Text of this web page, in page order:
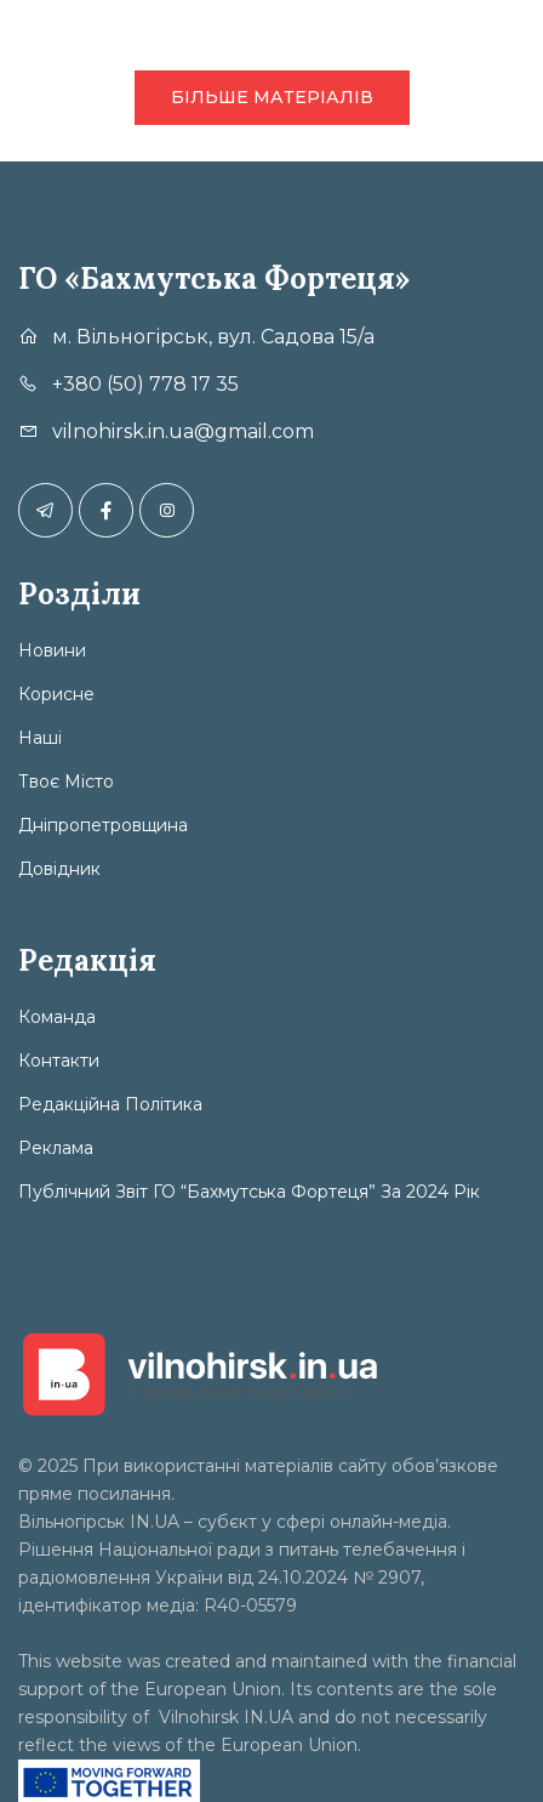
БІЛЬШЕ МАТЕРІАЛІВ
ГО «Бахмутська Фортеця»
м. Вільногірськ, вул. Садова 15/а
+380 (50) 778 17 35
vilnohirsk.in.ua@gmail.com
Розділи
Новини
Корисне
Наші
Твоє Місто
Дніпропетровщина
Довідник
Редакція
Команда
Контакти
Редакційна Політика
Реклама
Публічний Звіт ГО “Бахмутська Фортеця” За 2024 Рік
© 2025 При використанні матеріалів сайту обов’язкове
пряме посилання.
Вільногірськ IN.UA – субєкт у сфері онлайн-медіа.
Рішення Національної ради з питань телебачення і
радіомовлення України від 24.10.2024 № 2907,
ідентифікатор медіа: R40-05579
This website was created and maintained with the financial
support of the European Union. Its contents are the sole
responsibility of Vilnohirsk IN.UA and do not necessarily
reflect the views of the European Union.